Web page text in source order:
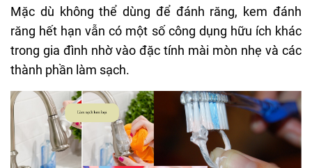
Mặc dù không thể dùng để đánh răng, kem đánh
răng hết hạn vẫn có một số công dụng hữu ích khác
trong gia đình nhờ vào đặc tính mài mòn nhẹ và các
thành phần làm sạch.